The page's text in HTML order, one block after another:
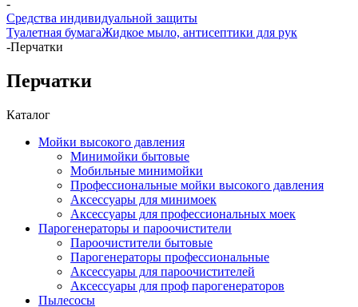
-
Средства индивидуальной защиты
Туалетная бумагаЖидкое мыло, антисептики для рук
-Перчатки
Перчатки
Каталог
Мойки высокого давления
Минимойки бытовые
Мобильные минимойки
Профессиональные мойки высокого давления
Аксессуары для минимоек
Аксессуары для профессиональных моек
Парогенераторы и пароочистители
Пароочистители бытовые
Парогенераторы профессиональные
Аксессуары для пароочистителей
Аксессуары для проф парогенераторов
Пылесосы